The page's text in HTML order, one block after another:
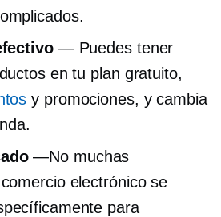
— Puedes tener
en tu plan gratuito,
y promociones, y cambia
—No muchas
electrónico se
para